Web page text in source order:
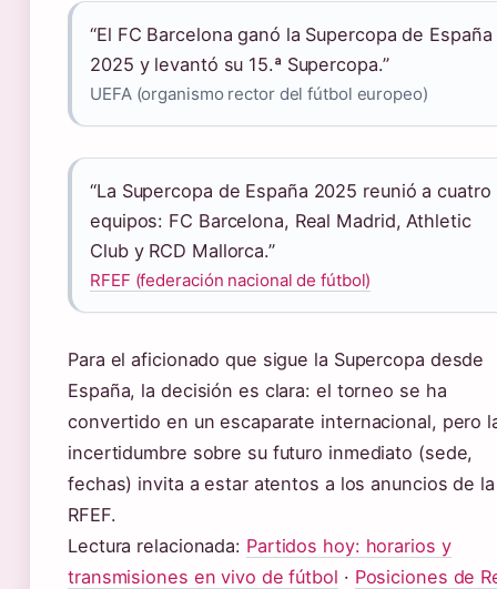
“El FC Barcelona ganó la Supercopa de España
2025 y levantó su 15.ª Supercopa.”
UEFA (organismo rector del fútbol europeo)
“La Supercopa de España 2025 reunió a cuatro
equipos: FC Barcelona, Real Madrid, Athletic
Club y RCD Mallorca.”
RFEF (federación nacional de fútbol)
Para el aficionado que sigue la Supercopa desde
España, la decisión es clara: el torneo se ha
convertido en un escaparate internacional, pero
incertidumbre sobre su futuro inmediato (sede,
fechas) invita a estar atentos a los anuncios de la
RFEF.
Lectura relacionada: Partidos hoy: horarios y
transmisiones en vivo de fútbol · Posiciones de